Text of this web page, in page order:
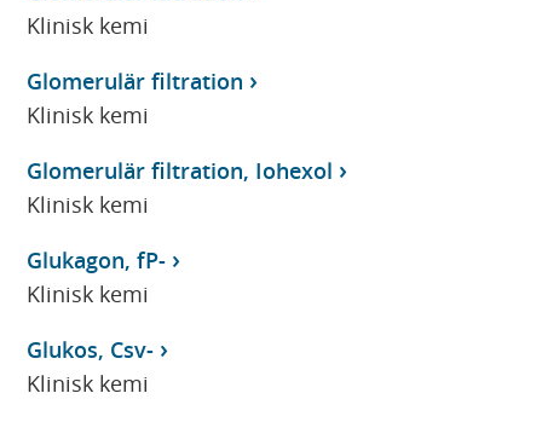
Klinisk kemi
Glomerulär filtration
Klinisk kemi
Glomerulär filtration, Iohexol
Klinisk kemi
Glukagon, fP-
Klinisk kemi
Glukos, Csv-
Klinisk kemi